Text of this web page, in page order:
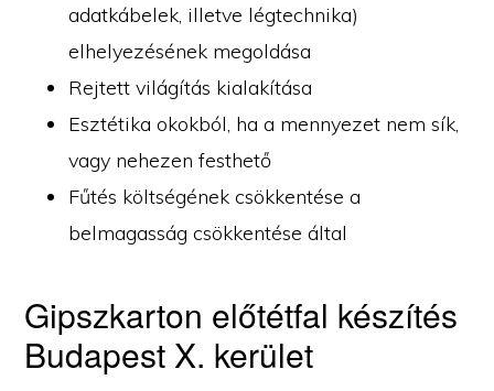
adatkábelek, illetve légtechnika)
elhelyezésének megoldása
Rejtett világítás kialakítása
Esztétika okokból, ha a mennyezet nem sík,
vagy nehezen festhető
Fűtés költségének csökkentése a
belmagasság csökkentése által
Gipszkarton előtétfal készítés
Budapest X. kerület